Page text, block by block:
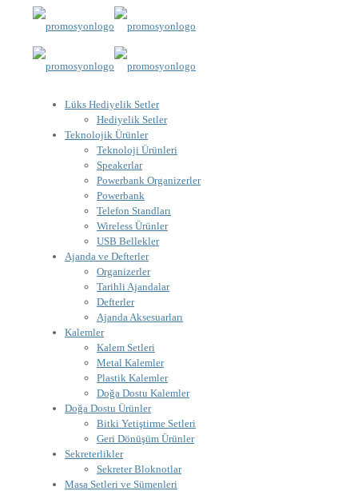
Lüks Hediyelik Setler
Hediyelik Setler
Teknolojik Ürünler
Teknoloji Ürünleri
Speakerlar
Powerbank Organizerler
Powerbank
Telefon Standları
Wireless Ürünler
USB Bellekler
Ajanda ve Defterler
Organizerler
Tarihli Ajandalar
Defterler
Ajanda Aksesuarları
Kalemler
Kalem Setleri
Metal Kalemler
Plastik Kalemler
Doğa Dostu Kalemler
Doğa Dostu Ürünler
Bitki Yetiştirme Setleri
Geri Dönüşüm Ürünler
Sekreterlikler
Sekreter Bloknotlar
Masa Setleri ve Sümenleri